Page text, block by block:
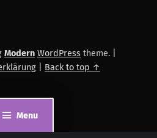
Menu
Modern WordPress theme.
Back to top ↑